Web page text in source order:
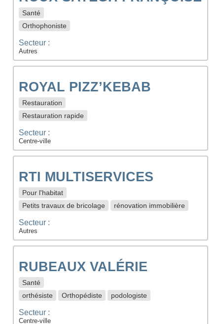
Santé
Orthophoniste
Secteur :
Autres
ROYAL PIZZ’KEBAB
Restauration
Restauration rapide
Secteur :
Centre-ville
RTI MULTISERVICES
Pour l'habitat
Petits travaux de bricolage
rénovation immobilière
Secteur :
Autres
RUBEAUX VALÉRIE
Santé
orthésiste
Orthopédiste podologiste
Secteur :
Centre-ville